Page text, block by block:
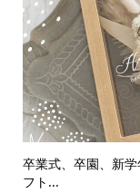
卒業式、卒園、新
フト...